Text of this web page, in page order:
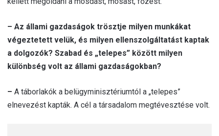
– Az állami gazdaságok trösztje milyen munkákat
végeztetett velük, és milyen ellenszolgáltatást kaptak
a dolgozók? Szabad és „telepes” között milyen
különbség volt az állami gazdaságokban?
– A táborlakók a belügyminisztériumtól a „telepes”
elnevezést kapták. A cél a társadalom megtévesztése volt.